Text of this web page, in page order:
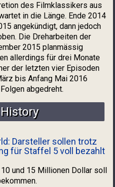
des Filmklassikers aus
in die Länge. Ende 2014
angekündigt, dann jedoch
Die Dreharbeiten der
2015 planmässig
allerdings für drei Monate
der letzten vier Episoden
bis Anfang Mai 2016
abgedreht.
Darsteller sollen trotz
für Staffel 5 voll bezahlt
und 15 Millionen Dollar soll